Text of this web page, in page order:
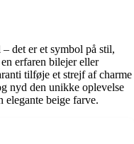
det er et symbol på stil,
erfaren bilejer eller
tilføje et strejf af charme
nyd den unikke oplevelse
beige farve.